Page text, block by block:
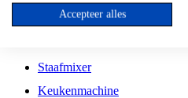
Inbouw Keramische Kookplaat
Kookplaat Accessoires
Staafmixer
Keukenmachine
Accepteer alles